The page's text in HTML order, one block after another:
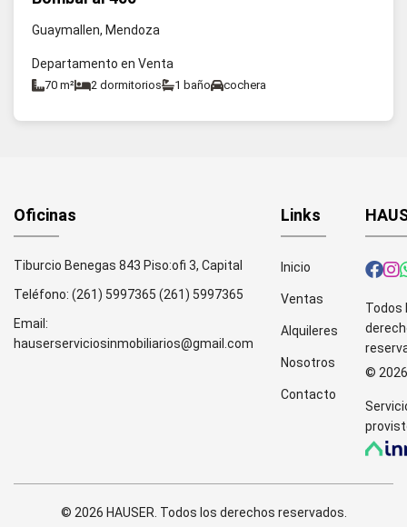
Guaymallen, Mendoza
Departamento en Venta
70 m² 2 dormitorios 1 baño cochera
Oficinas
Tiburcio Benegas 843 Piso:ofi 3, Capital
Teléfono: (261) 5997365 (261) 5997365
Email:
hauserserviciosinmobiliarios@gmail.com
Links
Inicio
Ventas
Alquileres
Nosotros
Contacto
Todos
© 2026
© 2026 HAUSER. Todos los derechos reservados.